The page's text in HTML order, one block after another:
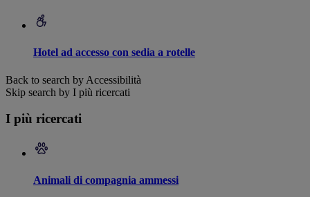
Hotel ad accesso con sedia a rotelle
Back to search by Accessibilità
Skip search by I più ricercati
I più ricercati
Animali di compagnia ammessi